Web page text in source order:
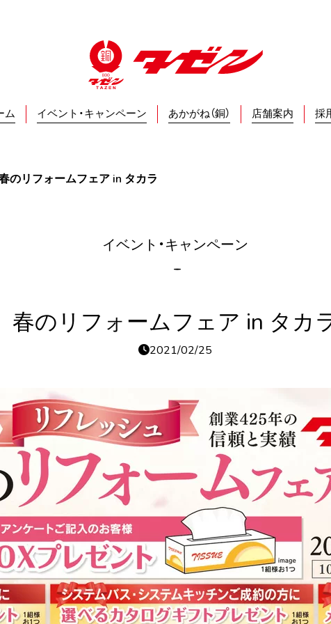
ム イベント・キャンペーン あかがね（銅） 店舗案内 採
のリフォームフェア in タカラ
イベント・キャンペーン
春のリフォームフェア in タカ
2021/02/25